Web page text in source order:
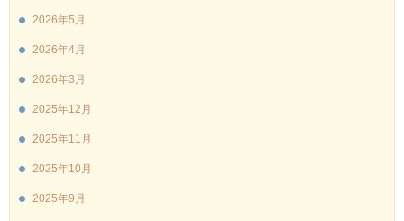
2026年5月
2026年4月
2026年3月
2025年12月
2025年11月
2025年10月
2025年9月